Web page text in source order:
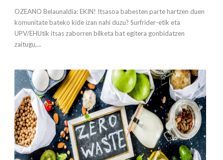
OZEANO Belaunaldia: EKIN! Itsasoa babesten parte hartzen duen
komunitate bateko kide izan nahi duzu? Surfrider-etik eta
UPV/EHUtik itsas zaborren bilketa bat egitera gonbidatzen
zaitugu,...